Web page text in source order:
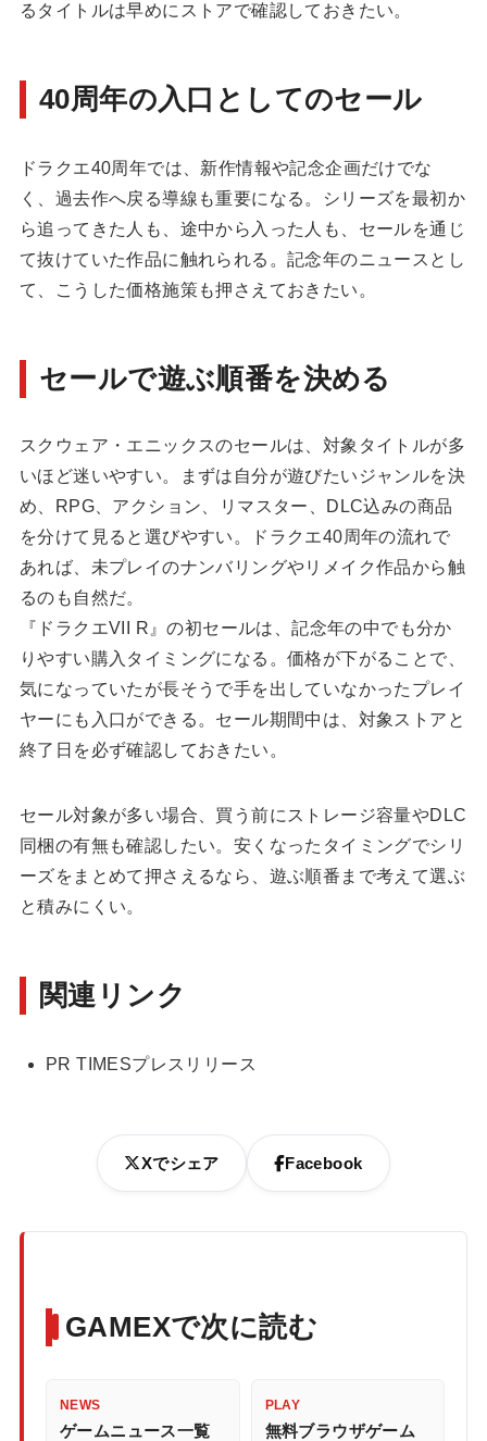
るタイトルは早めにストアで確認しておきたい。
40周年の入口としてのセール
ドラクエ40周年では、新作情報や記念企画だけでな
く、過去作へ戻る導線も重要になる。シリーズを最初か
ら追ってきた人も、途中から入った人も、セールを通じ
て抜けていた作品に触れられる。記念年のニュースとし
て、こうした価格施策も押さえておきたい。
セールで遊ぶ順番を決める
スクウェア・エニックスのセールは、対象タイトルが多
いほど迷いやすい。まずは自分が遊びたいジャンルを決
め、RPG、アクション、リマスター、DLC込みの商品
を分けて見ると選びやすい。ドラクエ40周年の流れで
あれば、未プレイのナンバリングやリメイク作品から触
るのも自然だ。
『ドラクエVII R』の初セールは、記念年の中でも分か
りやすい購入タイミングになる。価格が下がることで、
気になっていたが長そうで手を出していなかったプレイ
ヤーにも入口ができる。セール期間中は、対象ストアと
終了日を必ず確認しておきたい。
セール対象が多い場合、買う前にストレージ容量やDLC
同梱の有無も確認したい。安くなったタイミングでシリ
ーズをまとめて押さえるなら、遊ぶ順番まで考えて選ぶ
と積みにくい。
関連リンク
PR TIMESプレスリリース
Xでシェア Facebook
GAMEXで次に読む
NEWS
ゲームニュース一覧
PLAY
無料ブラウザゲーム